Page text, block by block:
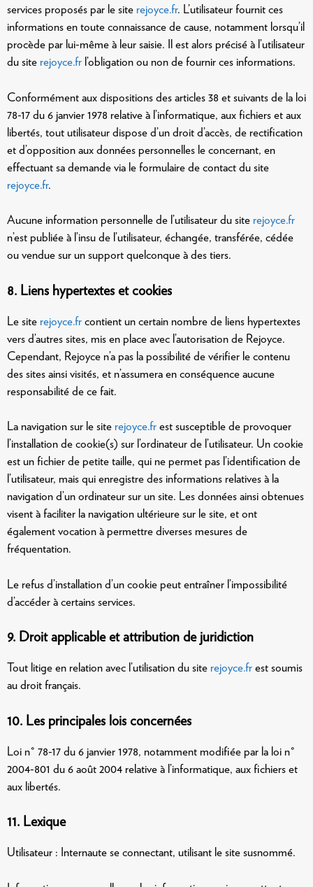
services proposés par le site rejoyce.fr. L’utilisateur fournit ces
informations en toute connaissance de cause, notamment lorsqu’il
procède par lui-même à leur saisie. Il est alors précisé à l’utilisateur
du site rejoyce.fr l’obligation ou non de fournir ces informations.
Conformément aux dispositions des articles 38 et suivants de la loi
78-17 du 6 janvier 1978 relative à l’informatique, aux fichiers et aux
libertés, tout utilisateur dispose d’un droit d’accès, de rectification
et d’opposition aux données personnelles le concernant, en
effectuant sa demande via le formulaire de contact du site
rejoyce.fr.
Aucune information personnelle de l’utilisateur du site rejoyce.fr
n’est publiée à l’insu de l’utilisateur, échangée, transférée, cédée
ou vendue sur un support quelconque à des tiers.
8. Liens hypertextes et cookies
Le site rejoyce.fr contient un certain nombre de liens hypertextes
vers d’autres sites, mis en place avec l’autorisation de Rejoyce.
Cependant, Rejoyce n’a pas la possibilité de vérifier le contenu
des sites ainsi visités, et n’assumera en conséquence aucune
responsabilité de ce fait.
La navigation sur le site rejoyce.fr est susceptible de provoquer
l’installation de cookie(s) sur l’ordinateur de l’utilisateur. Un cookie
est un fichier de petite taille, qui ne permet pas l’identification de
l’utilisateur, mais qui enregistre des informations relatives à la
navigation d’un ordinateur sur un site. Les données ainsi obtenues
visent à faciliter la navigation ultérieure sur le site, et ont
également vocation à permettre diverses mesures de
fréquentation.
Le refus d’installation d’un cookie peut entraîner l’impossibilité
d’accéder à certains services.
9. Droit applicable et attribution de juridiction
Tout litige en relation avec l’utilisation du site rejoyce.fr est soumis
au droit français.
10. Les principales lois concernées
Loi n° 78-17 du 6 janvier 1978, notamment modifiée par la loi n°
2004-801 du 6 août 2004 relative à l’informatique, aux fichiers et
aux libertés.
11. Lexique
Utilisateur : Internaute se connectant, utilisant le site susnommé.